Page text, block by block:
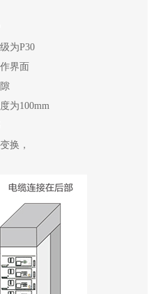
为P30
界面
为100mm
换，